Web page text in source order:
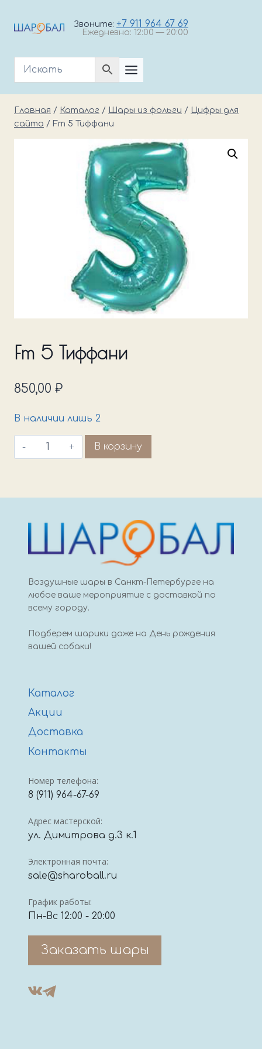
Звоните: +7 911 964 67 69
Ежедневно: 12:00 — 20:00
Главная / Каталог / Шары из фольги /
Цифры для
сайта / Fm 5 Тиффани
Fm 5 Тиффани
850,00 ₽
В наличии лишь 2
Количество
товара
В корзину
Воздушные шары в Санкт-Петербурге на
любое ваше мероприятие с доставкой по
всему городу.
Подберем шарики даже на День рождения
вашей собаки!
Каталог
Акции
Доставка
Контакты
Номер телефона:
8 (911) 964-67-69
Адрес мастерской:
ул. Димитрова д.3 к.1
Электронная почта:
sale@sharoball.ru
График работы:
Пн-Вс 12:00 - 20:00
Заказать шары